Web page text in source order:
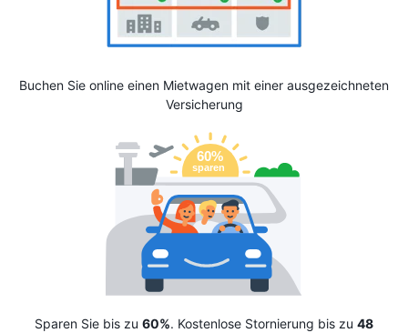
Buchen Sie online einen Mietwagen mit einer ausgezeichneten
Versicherung
Sparen Sie bis zu 60%. Kostenlose Stornierung bis zu 48